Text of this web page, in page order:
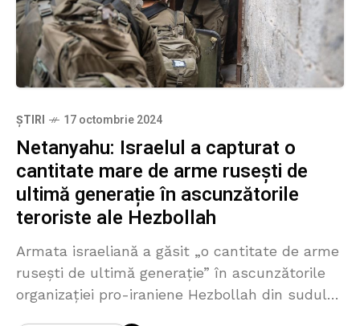
ȘTIRI 17 octombrie 2024
Netanyahu: Israelul a capturat o
cantitate mare de arme rusești de
ultimă generație în ascunzătorile
teroriste ale Hezbollah
Armata israeliană a găsit „o cantitate de arme
ruseşti de ultimă generaţie” în ascunzătorile
organizației pro-iraniene Hezbollah din sudul